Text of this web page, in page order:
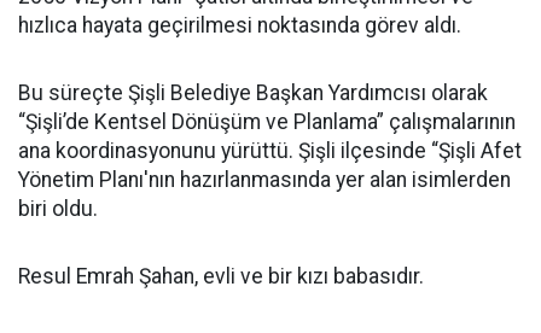
hızlıca hayata geçirilmesi noktasında görev aldı.
Bu süreçte Şişli Belediye Başkan Yardımcısı olarak
“Şişli’de Kentsel Dönüşüm ve Planlama” çalışmalarının
ana koordinasyonunu yürüttü. Şişli ilçesinde “Şişli Afet
Yönetim Planı'nın hazırlanmasında yer alan isimlerden
biri oldu.
Resul Emrah Şahan, evli ve bir kızı babasıdır.